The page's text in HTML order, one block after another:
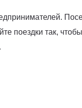
поездки так,